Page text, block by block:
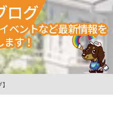
ログ
ベントなど最新情報を
ます！